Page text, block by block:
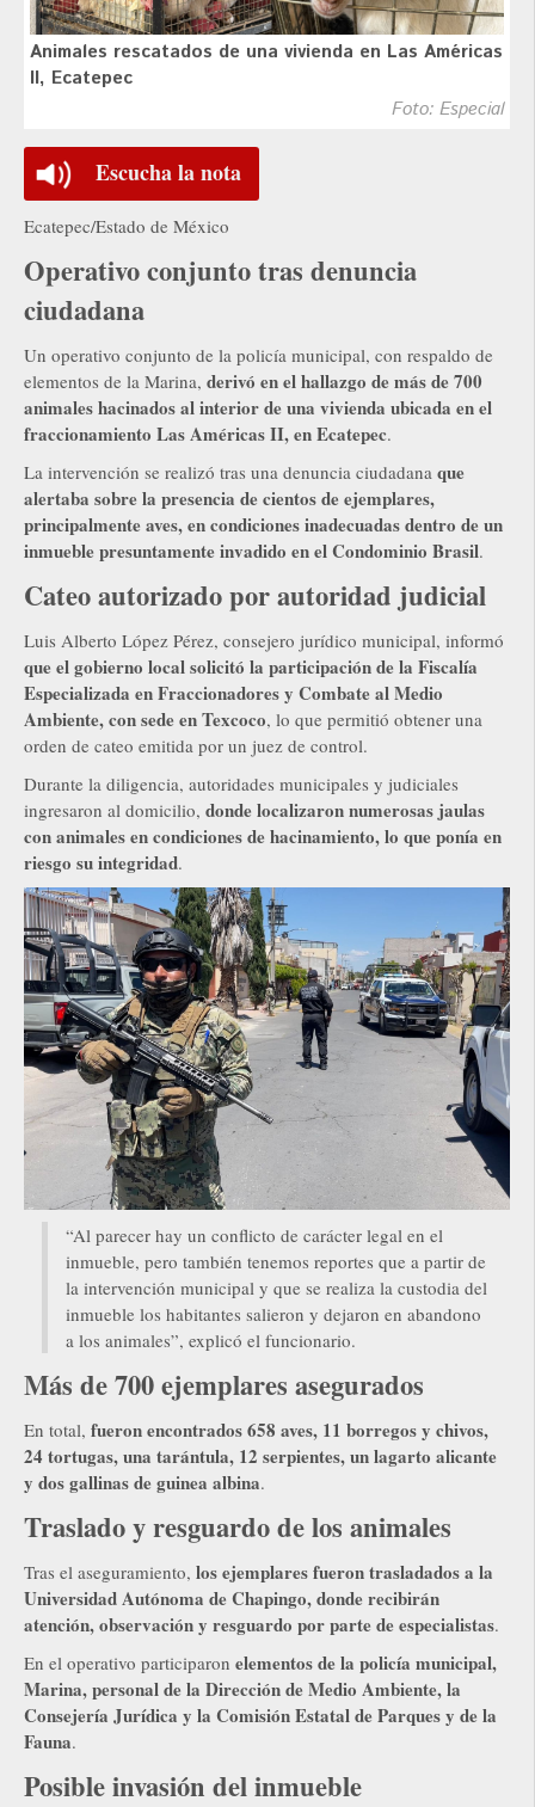
Animales rescatados de una vivienda en Las Américas
II, Ecatepec
Foto: Especial
Escucha la nota
Ecatepec/Estado de México
Operativo conjunto tras denuncia
ciudadana
Un operativo conjunto de la policía municipal, con respaldo de
elementos de la Marina, derivó en el hallazgo de más de 700
animales hacinados al interior de una vivienda ubicada en el
fraccionamiento Las Américas II, en Ecatepec.
La intervención se realizó tras una denuncia ciudadana que
alertaba sobre la presencia de cientos de ejemplares,
principalmente aves, en condiciones inadecuadas dentro de un
inmueble presuntamente invadido en el Condominio Brasil.
Cateo autorizado por autoridad judicial
Luis Alberto López Pérez, consejero jurídico municipal, informó
que el gobierno local solicitó la participación de la Fiscalía
Especializada en Fraccionadores y Combate al Medio
Ambiente, con sede en Texcoco, lo que permitió obtener una
orden de cateo emitida por un juez de control.
Durante la diligencia, autoridades municipales y judiciales
ingresaron al domicilio, donde localizaron numerosas jaulas
con animales en condiciones de hacinamiento, lo que ponía en
riesgo su integridad.
“Al parecer hay un conflicto de carácter legal en el
inmueble, pero también tenemos reportes que a partir de
la intervención municipal y que se realiza la custodia del
inmueble los habitantes salieron y dejaron en abandono
a los animales”, explicó el funcionario.
Más de 700 ejemplares asegurados
En total, fueron encontrados 658 aves, 11 borregos y chivos,
24 tortugas, una tarántula, 12 serpientes, un lagarto alicante
y dos gallinas de guinea albina.
Traslado y resguardo de los animales
Tras el aseguramiento, los ejemplares fueron trasladados a la
Universidad Autónoma de Chapingo, donde recibirán
atención, observación y resguardo por parte de especialistas.
En el operativo participaron elementos de la policía municipal,
Marina, personal de la Dirección de Medio Ambiente, la
Consejería Jurídica y la Comisión Estatal de Parques y de la
Fauna.
Posible invasión del inmueble